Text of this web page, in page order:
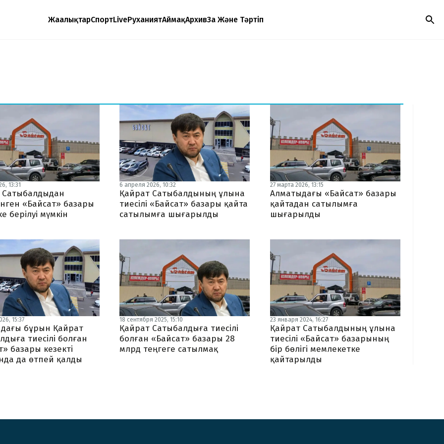
ЖаңалықтарСпортLiveРуханиятАймақАрхивЗаң Және Тәртіп
13:31
«Байсат» базары
берілуі мүмкін
6 апреля 2026, 10:32
Қайрат Сатыбалдының ұлына
тиесілі «Байсат» базары қайта
сатылымға шығарылды
27 марта 2026, 13:15
Алматыдағы «Байсат» базары
қайтадан сатылымға
шығарылды
15:37
бұрын Қайрат
тиесілі болған
базары кезекті
да өтпей қалды
18 сентября 2025, 15:10
Қайрат Сатыбалдыға тиесілі
болған «Байсат» базары 28
млрд теңгеге сатылмақ
23 января 2024, 16:27
Қайрат Сатыбалдының ұлына
тиесілі «Байсат» базарының
бір бөлігі мемлекетке
қайтарылды